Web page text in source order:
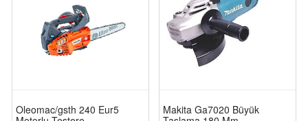
Oleomac/gsth 240 Eur5
Makita Ga7020 Büyük